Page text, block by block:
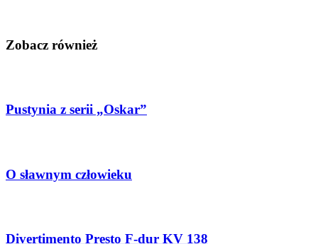
Zobacz również
Pustynia z serii „Oskar”
O sławnym człowieku
Divertimento Presto F-dur KV 138